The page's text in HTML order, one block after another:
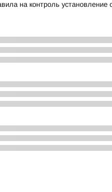
на контроль